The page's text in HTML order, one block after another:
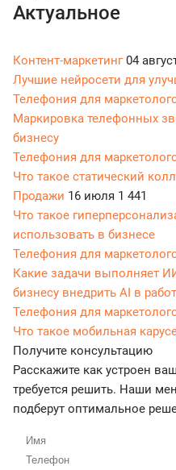
Актуальное
Контент-маркетинг04
Лучшие нейросети для
Телефония для
Маркировка телефонных
бизнесу
Телефония для
Что такое статический
Продажи 16 июля 1 441
Что такое
использовать в бизнесе
Телефония для
Какие задачи выполняет
бизнесу внедрить AI в
Телефония для
Что такое мобильная
Получите консультацию
Расскажите как устроен
требуется решить. Наши
подберут оптимальное